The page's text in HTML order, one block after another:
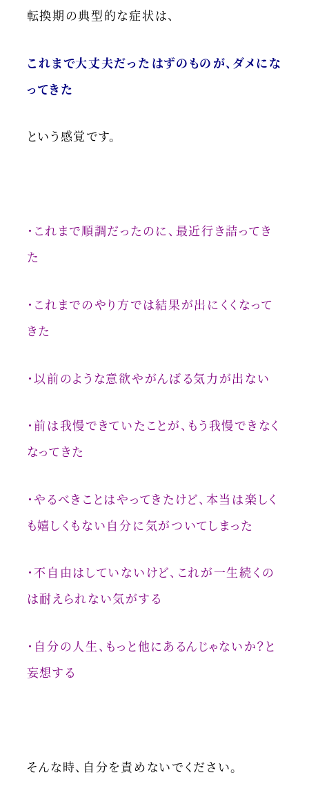
転換期の典型的な症状は、
これまで大丈夫だったはずのものが、ダメにな
ってきた
という感覚です。
・これまで順調だったのに、最近行き詰ってき
た
・これまでのやり方では結果が出にくくなって
きた
・以前のような意欲やがんばる気力が出ない
・前は我慢できていたことが、もう我慢できなく
なってきた
・やるべきことはやってきたけど、本当は楽しく
も嬉しくもない自分に気がついてしまった
・不自由はしていないけど、これが一生続くの
は耐えられない気がする
・自分の人生、もっと他にあるんじゃないか？と
妄想する
そんな時、自分を責めないでください。